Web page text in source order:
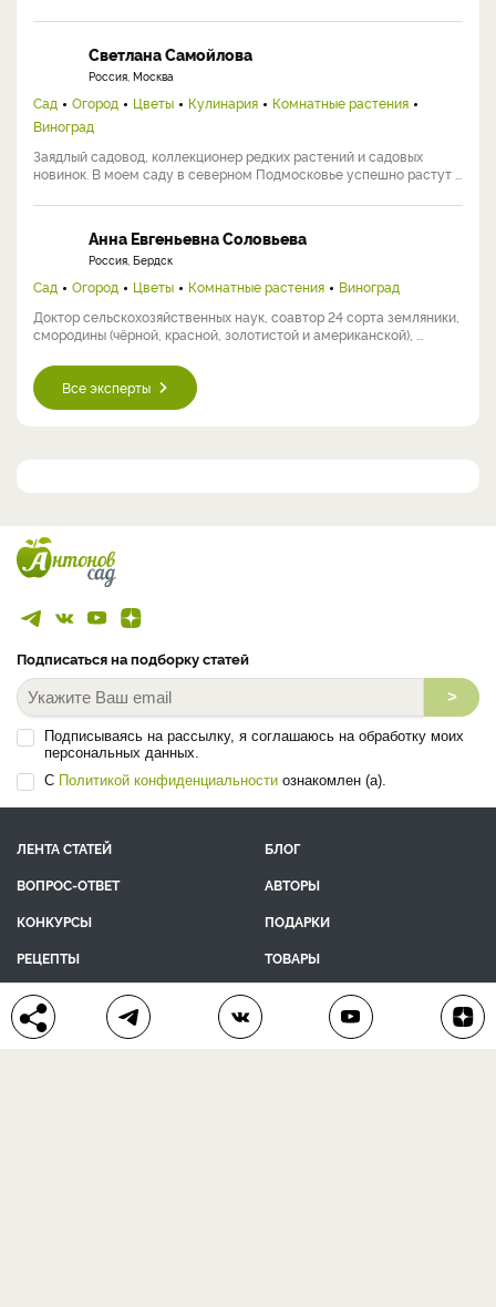
Светлана Самойлова
Россия, Москва
Сад Огород Цветы Кулинария
Комнатные растения
Виноград
Заядлый садовод, коллекционер редких растений и садовых
новинок. В моем саду в северном Подмосковье успешно растут ...
Анна Евгеньевна Соловьева
Россия, Бердск
Сад Огород Цветы Комнатные растения
Виноград
Доктор сельскохозяйственных наук, соавтор 24 сорта земляники,
смородины (чёрной, красной, золотистой и американской), ...
Все эксперты
Подписаться на подборку статей
>
Подписываясь на рассылку, я соглашаюсь на обработку моих
персональных данных.
С Политикой конфиденциальности ознакомлен (а).
ЛЕНТА СТАТЕЙ
БЛОГ
ВОПРОС-ОТВЕТ
АВТОРЫ
КОНКУРСЫ
ПОДАРКИ
РЕЦЕПТЫ
ТОВАРЫ
ПОМОЩЬ
КОНТАКТЫ